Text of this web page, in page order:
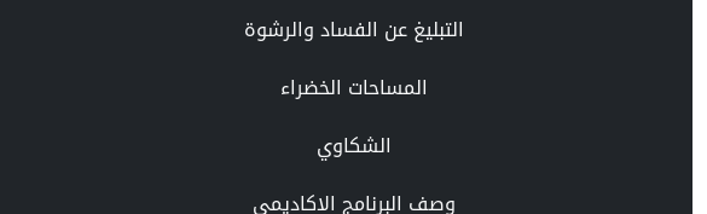
التبليغ عن الفساد والرشوة
المساحات الخضراء
الشكاوي
وصف البرنامج الاكاديمي